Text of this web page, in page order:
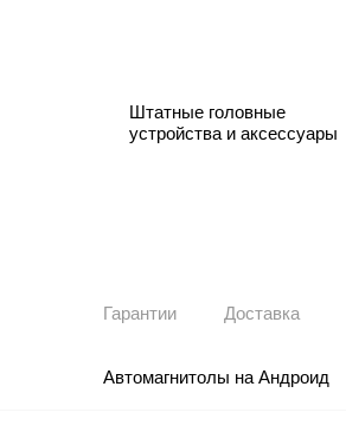
Штатные головные
устройства и аксессуары
Гарантии Доставка
Автомагнитолы на Андроид